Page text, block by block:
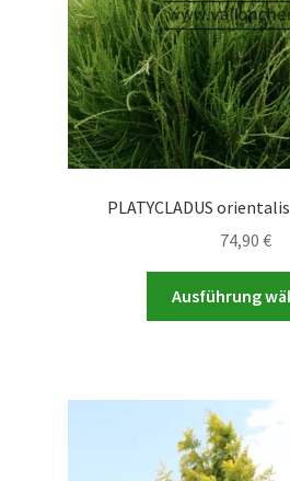
PLATYCLADUS
74,90 €
Ausführung